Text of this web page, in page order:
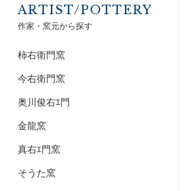
ARTIST/POTTERY
作家・窯元から探す
柿右衛門窯
今右衛門窯
奥川俊右ｴ門
金龍窯
真右ｴ門窯
そうた窯